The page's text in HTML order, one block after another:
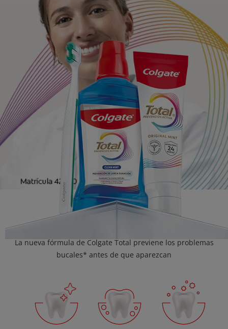
CHEQUEO DE SALUD BUCAL
CORRESPONDENCIA DE PRODUCTOS
PARA PROFESIONALES
DÓNDE COMPRAR
UY (ES)
SUSCRIBITE
La nueva fórmula de Colgate Total previene los problemas
bucales* antes de que aparezcan